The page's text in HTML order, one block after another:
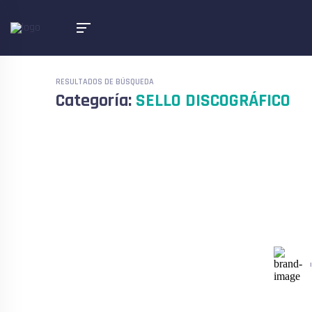
RESULTADOS DE BÚSQUEDA
Categoría: SELLO DISCOGRÁFICO